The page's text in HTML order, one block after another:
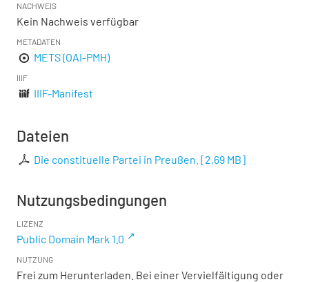
NACHWEIS
Kein Nachweis verfügbar
METADATEN
METS (OAI-PMH)
IIIF
IIIF-Manifest
Dateien
Die constituelle Partei in Preußen. [2,69 MB]
Nutzungsbedingungen
LIZENZ
Public Domain Mark 1.0
NUTZUNG
Frei zum Herunterladen. Bei einer Vervielfältigung oder